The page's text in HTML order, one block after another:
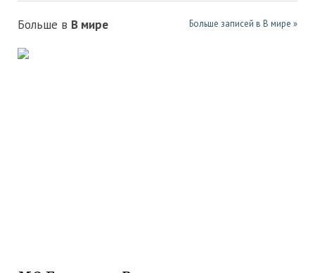
Больше в В мире Больше записей в В мире »